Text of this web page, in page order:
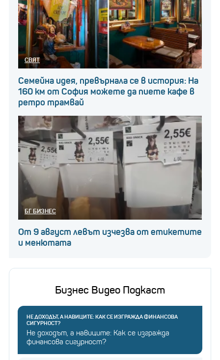
СВЯТ
Семейна идея, превърнала се в история: На
160 км от София можете да пиете кафе в
ретро трамвай
БГ БИЗНЕС
От 9 август левът изчезва от етикетите
и менютата
Бизнес Видео Подкаст
НЕ ДОХОДЪТ, А НАВИЦИТЕ: КАК СЕ ИЗГРАЖДА ФИНАНСОВА
СИГУРНОСТ?
Не доходът, а навиците: Как се изгражда
финансова сигурност?